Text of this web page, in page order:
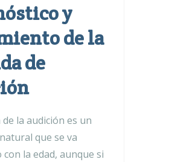
y
de la
de
la audición es un
que se va
la edad, aunque si